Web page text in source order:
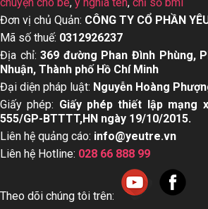
Đơn vị chủ Quản: CÔNG TY CỔ PHẦN
Mã số thuế: 0312926237
Địa chỉ:369 đường Phan Đình Phùng,
Nhuận, Thành phố Hồ Chí Minh
Đại diện pháp luật: Nguyễn Hoàng
Giấy phép: Giấy phép thiết lập mạng
555/GP-BTTTT,HN ngày 19/10/2015.
Liên hệ quảng cáo: info@yeutre.vn
Liên hệ Hotline: 028 66 888 99
Theo dõi chúng tôi trên: